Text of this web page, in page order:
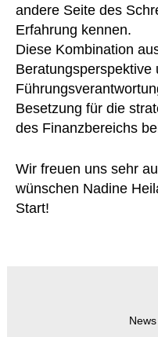
andere Seite des
Erfahrung kennen.
Diese Kombination
Beratungsperspektive
Besetzung für die
des Finanzbereichs
Wir freuen uns sehr
wünschen Nadine
Start!